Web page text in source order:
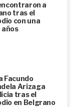
a
tras el
con una
años
Facundo
Arizaga
tras el
en Belgrano